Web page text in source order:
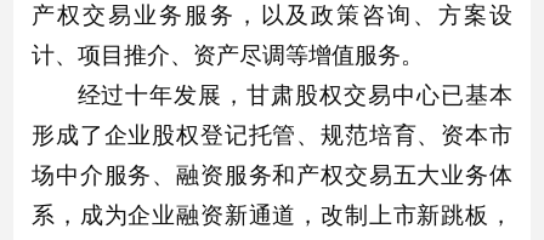
产权交易业务服务，以及政策咨询、方案设
计、项目推介、资产尽调等增值服务。
经过十年发展，甘肃股权交易中心已基本
形成了企业股权登记托管、规范培育、资本市
场中介服务、融资服务和产权交易五大业务体
系，成为企业融资新通道，改制上市新跳板，